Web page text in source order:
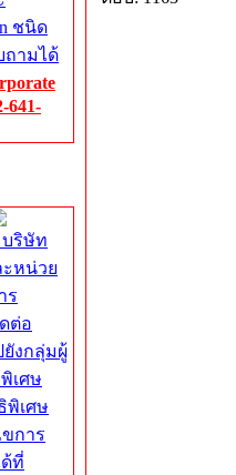
ชนิด
ถามได้
641-
บริษัท
หน่วย
ร
ต่อ
ยังกลุ่มผู้
เศษ
พิเศษ
ขการ
ด้ที่